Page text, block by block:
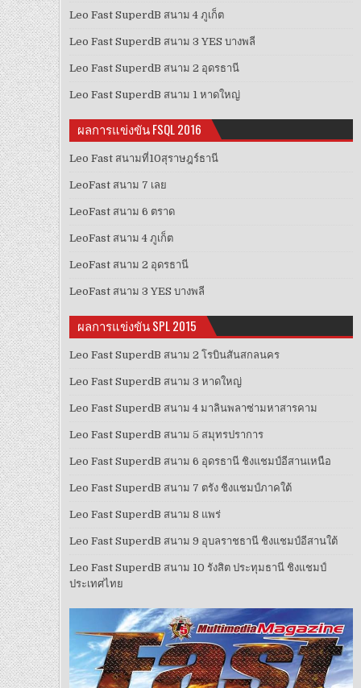
Leo Fast SuperdB สนาม 4 ภูเก็ต
Leo Fast SuperdB สนาม 3 YES บางพลี
Leo Fast SuperdB สนาม 2 อุดรธานี
Leo Fast SuperdB สนาม 1 หาดใหญ่
ผลการแข่งขัน FSQL 2016
Leo Fast สนามที่10สุราษฎร์ธานี
LeoFast สนาม 7 เลย
LeoFast สนาม 6 ตราด
LeoFast สนาม 4 ภูเก็ต
LeoFast สนาม 2 อุดรธานี
LeoFast สนาม 3 YES บางพลี
ผลการแข่งขัน SPL 2015
Leo Fast SuperdB สนาม 2 โรบินสันสกลนคร
Leo Fast SuperdB สนาม 3 หาดใหญ่
Leo Fast SuperdB สนาม 4 มาลินพลาซ่ามหาสารคาม
Leo Fast SuperdB สนาม 5 สมุทรปราการ
Leo Fast SuperdB สนาม 6 อุดรธานี ชิงแชมป์อีสานเหนือ
Leo Fast SuperdB สนาม 7 ตรัง ชิงแชมป์ภาคใต้
Leo Fast SuperdB สนาม 8 แพร่
Leo Fast SuperdB สนาม 9 อุบลราชธานี ชิงแชมป์อีสานใต้
Leo Fast SuperdB สนาม 10 รังสิต ประทุมธานี ชิงแชมป์
ประเทศไทย